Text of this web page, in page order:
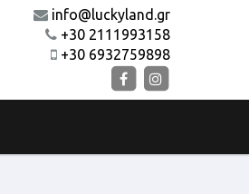
info@luckyland.gr
+30 2111993158
+30 6932759898